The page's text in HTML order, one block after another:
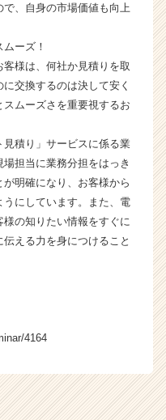
、自身の市場価値も向上
ーズ！
様は、何社か見積りを取
交換するのは決して安く
ムーズさを重要視するお
積り」サービスに係る業
担当に業務分担をはっき
明確になり、お客様から
にしています。また、電
の知りたい情報をすぐに
える力を身につけること
4164